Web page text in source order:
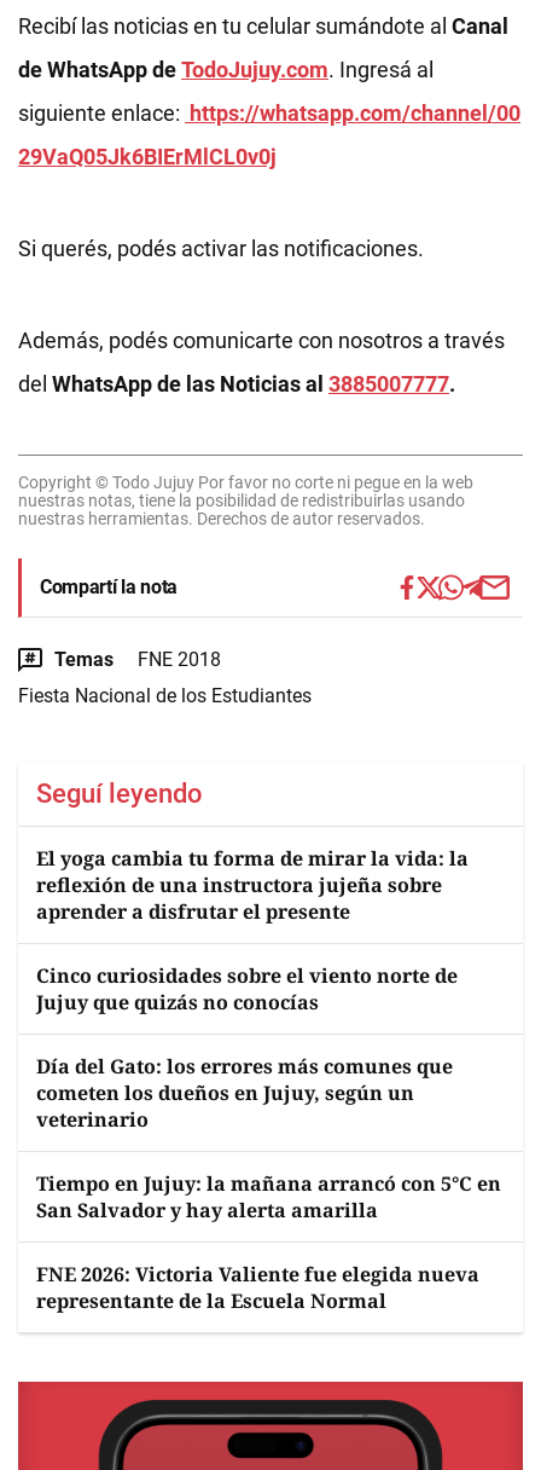
Recibí las noticias en tu celular sumándote al Canal
de WhatsApp deTodoJujuy.com. Ingresá al
siguiente enlace: https://whatsapp.com/channel/00
29VaQ05Jk6BIErMlCL0v0j
Si querés, podés activar las notificaciones.
Además, podés comunicarte con nosotros a través
del WhatsApp de las Noticias al 3885007777.
Copyright © Todo Jujuy Por favor no corte ni pegue en la web
nuestras notas, tiene la posibilidad de redistribuirlas usando
nuestras herramientas. Derechos de autor reservados.
Compartí la nota
Temas
FNE 2018
Fiesta Nacional de los Estudiantes
Seguí leyendo
El yoga cambia tu forma de mirar la vida: la
reflexión de una instructora jujeña sobre
aprender a disfrutar el presente
Cinco curiosidades sobre el viento norte de
Jujuy que quizás no conocías
Día del Gato: los errores más comunes que
cometen los dueños en Jujuy, según un
veterinario
Tiempo en Jujuy: la mañana arrancó con 5°C en
San Salvador y hay alerta amarilla
FNE 2026: Victoria Valiente fue elegida nueva
representante de la Escuela Normal